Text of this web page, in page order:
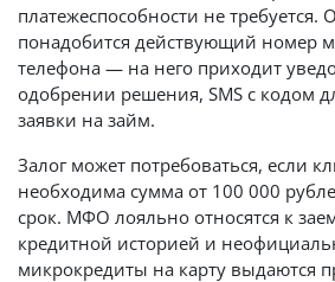
платежеспособности не требуется.
понадобится действующий номер
телефона — на него приходит
одобрении решения, SMS с кодом
заявки на займ.
Залог может потребоваться, если
необходима сумма от 100 000
срок. МФО лояльно относятся к
кредитной историей и
микрокредиты на карту выдаются